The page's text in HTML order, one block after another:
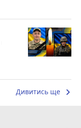
Дивитись ще keyboard_arrow_right